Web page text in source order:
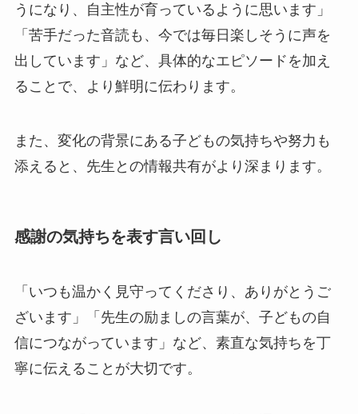
うになり、自主性が育っているように思います」
「苦手だった音読も、今では毎日楽しそうに声を
出しています」など、具体的なエピソードを加え
ることで、より鮮明に伝わります。
また、変化の背景にある子どもの気持ちや努力も
添えると、先生との情報共有がより深まります。
感謝の気持ちを表す言い回し
「いつも温かく見守ってくださり、ありがとうご
ざいます」「先生の励ましの言葉が、子どもの自
信につながっています」など、素直な気持ちを丁
寧に伝えることが大切です。